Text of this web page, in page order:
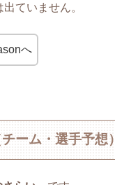
ていません。
へ
ーム・選手予想）